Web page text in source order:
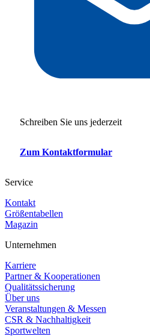
Schreiben Sie uns jederzeit
Zum Kontaktformular
Service
Kontakt
Größentabellen
Magazin
Unternehmen
Karriere
Partner & Kooperationen
Qualitätssicherung
Über uns
Veranstaltungen & Messen
CSR & Nachhaltigkeit
Sportwelten